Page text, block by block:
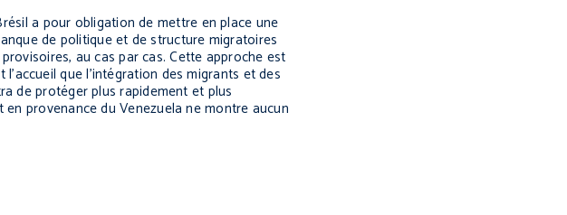
a pour obligation de mettre en place une
de politique et de structure migratoires
au cas par cas. Cette approche est
que l’intégration des migrants et des
de protéger plus rapidement et plus
provenance du Venezuela ne montre aucun